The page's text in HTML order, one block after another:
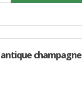
champagne